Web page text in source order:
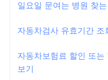
일요일 문여는 병원 찾
자동차검사 유효기간 조
자동차보험료 할인 또
보기